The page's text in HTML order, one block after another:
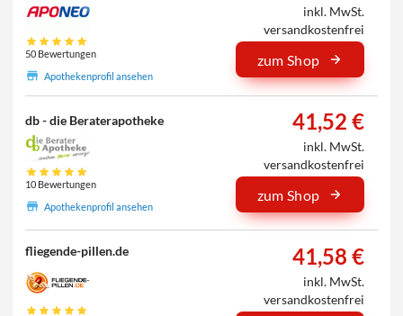
50 Bewertungen
Apothekenprofil ansehen
inkl. MwSt.
versandkostenfrei
zum Shop
db - die Beraterapotheke
10 Bewertungen
Apothekenprofil ansehen
41,52 €
inkl. MwSt.
versandkostenfrei
zum Shop
fliegende-pillen.de 41,58 €
inkl. MwSt.
versandkostenfrei